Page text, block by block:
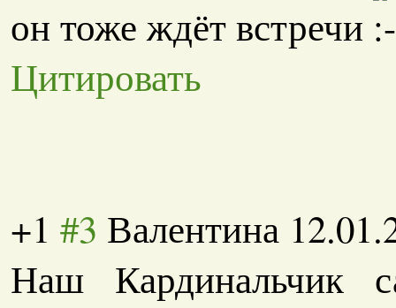
он тоже ждёт встречи
Цитировать
+1 #3 Валентина
Наш Кардинальчик